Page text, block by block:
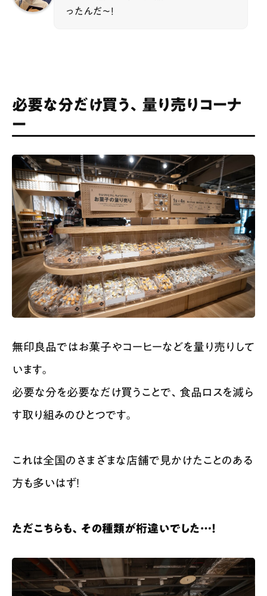
ったんだ〜！
必要な分だけ買う、量り売りコーナ
ー
無印良品ではお菓子やコーヒーなどを量り売りして
います。
必要な分を必要なだけ買うことで、食品ロスを減ら
す取り組みのひとつです。
これは全国のさまざまな店舗で見かけたことのある
方も多いはず！
ただこちらも、その種類が桁違いでした…！